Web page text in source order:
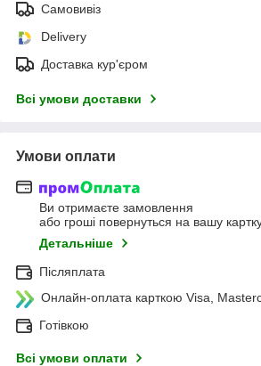
Самовивіз
Delivery
Доставка кур'єром
Всі умови доставки
Умови оплати
Ви отримаєте замовлення
або гроші повернуться на вашу
Детальніше
Післяплата
Онлайн-оплата карткою Visa,
Готівкою
Всі умови оплати